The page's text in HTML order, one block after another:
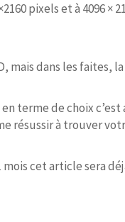
pixels et à 4096 ×
mais dans les faites,
terme de choix
résussir à trouver
cet article sera